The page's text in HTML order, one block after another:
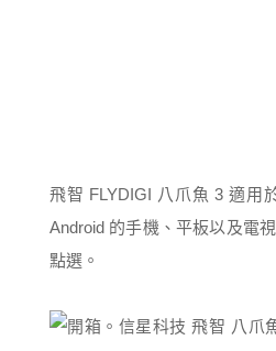
飛智 FLYDIGI 八爪魚 3 適用
Android 的手機、平板以及電
點選。